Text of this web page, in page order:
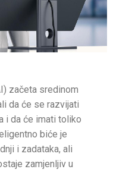
začeta sredinom
da će se razvijati
i da će imati toliko
biće je
i zadataka, ali
zamjenljiv u